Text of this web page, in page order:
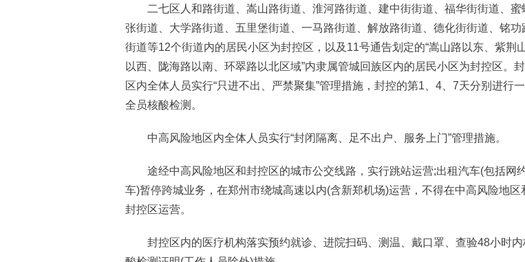
二七区人和路街道、嵩山路街道、淮河路街道、建中街街道、福华街街道、蜜
张街道、大学路街道、五里堡街道、一马路街道、解放路街道、德化街街道、铭功
街道等12个街道内的居民小区为封控区，以及11号通告划定的“嵩山路以东、紫荆
以西、陇海路以南、环翠路以北区域”内隶属管城回族区内的居民小区为封控区。
区内全体人员实行“只进不出、严禁聚集”管理措施，封控的第1、4、7天分别进行
全员核酸检测。
中高风险地区内全体人员实行“封闭隔离、足不出户、服务上门”管理措施。
途经中高风险地区和封控区的城市公交线路，实行跳站运营;出租汽车(包括网
车)暂停跨城业务，在郑州市绕城高速以内(含新郑机场)运营，不得在中高风险地区
封控区运营。
封控区内的医疗机构落实预约就诊、进院扫码、测温、戴口罩、查验48小时内